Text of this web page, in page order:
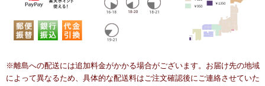
※離島への配送には追加料金がかかる場合がございます。お届け先の地域
によって異なるため、具体的な配送料はご注文確認後にご連絡させていた